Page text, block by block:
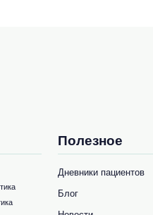
Полезное
Дневники пациентов
Блог